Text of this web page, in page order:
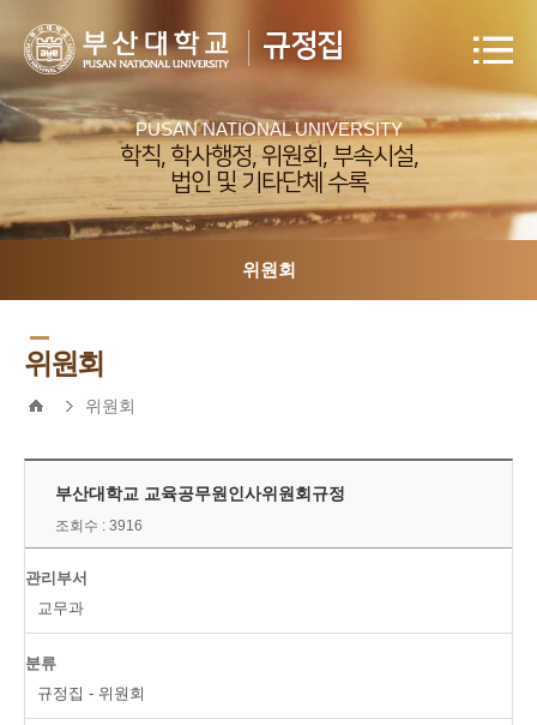
규정집
PUSAN NATIONAL UNIVERSITY
학칙, 학사행정, 위원회, 부속시설,
법인 및 기타단체 수록
위원회
위원회
위원회
부산대학교 교육공무원인사위원회규정
조회수 : 3916
관리부서
교무과
분류
규정집 - 위원회